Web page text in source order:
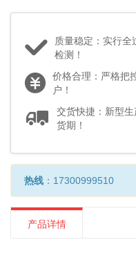
质量稳定：实行
检测！
价格合理：严格把
户！
交货快捷：新型
货期！
热线 ：17300999510
产品详情